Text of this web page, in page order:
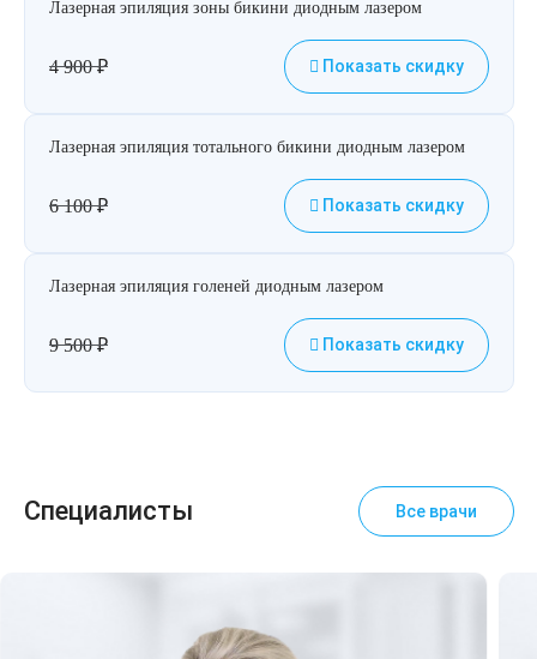
Лазерная эпиляция зоны бикини диодным лазером
4 900₽ Показать скидку
Лазерная эпиляция тотального бикини диодным лазером
6 100₽ Показать скидку
Лазерная эпиляция голеней диодным лазером
9 500₽ Показать скидку
Специалисты Все врачи